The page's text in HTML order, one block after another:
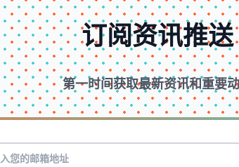
订阅资讯推送
第一时间获取最新资讯和重要